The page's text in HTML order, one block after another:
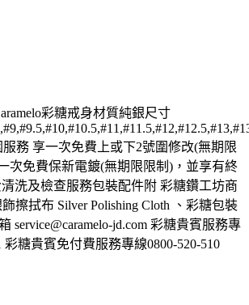
彩糖戒身材質純銀尺寸
務 享一次免費上或下2號圍修改(無期限
次免費保新電鍍(無期限限制)，並享有終
洗及檢查服務包裝配件附 彩糖鑽工坊商
擦拭布 Silver Polishing Cloth 、彩糖包裝
service@caramelo-jd.com 彩糖貴賓服務專
彩糖貴賓免付費服務專線0800-520-510